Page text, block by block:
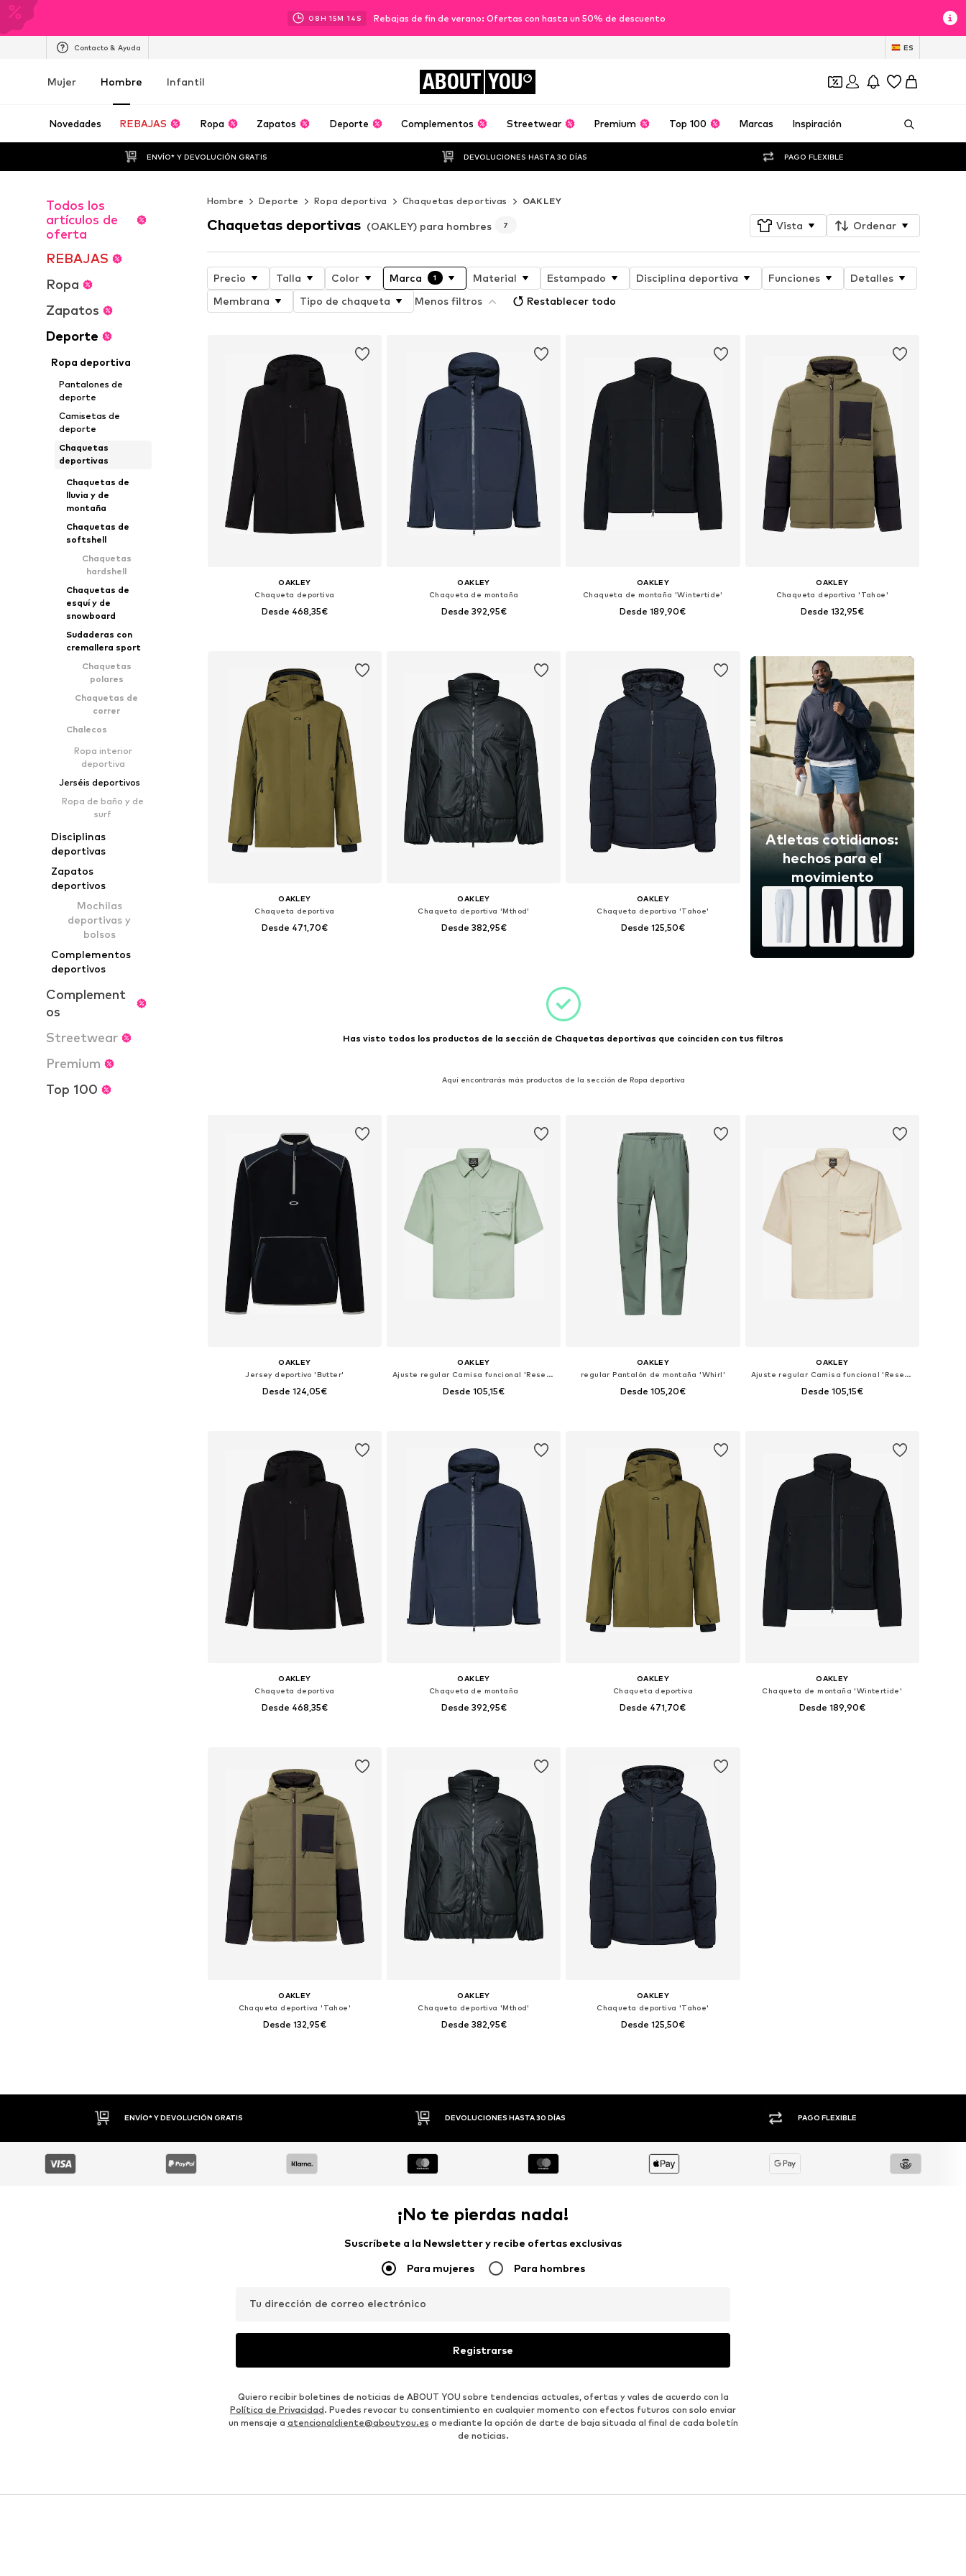
08H 15M 12 S Rebajas de fin de verano: Ofertas con hasta un 50% de descuento
Contacto & Ayuda ES
Mujer Hombre Infantil ABOUT YOU
Novedades REBAJAS Ropa Zapatos Deporte Complementos Streetwear Premium Top 100 Marcas Inspiración
ENVÍO* Y DEVOLUCIÓN GRATIS DEVOLUCIONES HASTA 30 DÍAS PAGO FLEXIBLE
Todos los
artículos de
oferta
REBAJAS
Ropa
Zapatos
Deporte
Ropa deportiva
Pantalones de
deporte
Camisetas de
deporte
Chaquetas
deportivas
Chaquetas de
lluvia y de
montaña
Chaquetas de
softshell
Chaquetas
hardshell
Chaquetas de
esquí y de
snowboard
Sudaderas con
cremallera sport
Chaquetas
polares
Chaquetas de
correr
Chalecos
Ropa interior
deportiva
Jerséis deportivos
Ropa de baño y de
surf
Disciplinas
deportivas
Zapatos
deportivos
Mochilas
deportivas y
bolsos
Complementos
deportivos
Complement
os
Streetwear
Premium
Top 100
Hombre Deporte Ropa deportiva Chaquetas deportivas OAKLEY
Chaquetas deportivas (OAKLEY) para hombres 7 Vista Ordenar
Precio Talla Color Marca 1 Material Estampado Disciplina deportiva Funciones
Detalles
Membrana
Tipo de chaqueta Menos filtros Restablecer todo
OAKLEY
Chaqueta deportiva
Desde 468,35€
OAKLEY
Chaqueta de montaña
Desde 392,95€
OAKLEY
Chaqueta de montaña 'Wintertide'
Desde 189,90€
OAKLEY
Chaqueta deportiva 'Tahoe'
Desde 132,95€
Añadir a la cesta
OAKLEY
Chaqueta deportiva
Desde 471,70€
OAKLEY
Chaqueta deportiva 'Mthod'
Desde 382,95€
OAKLEY
Chaqueta deportiva 'Tahoe'
Desde 125,50€
Atletas cotidianos:
hechos para el
movimiento
Has visto todos los productos de la sección de Chaquetas deportivas que coinciden con tus filtros
Aquí encontrarás más productos de la sección de Ropa deportiva
OAKLEY
Jersey deportivo 'Butter'
Desde 124,05€
OAKLEY
Ajuste regular Camisa funcional 'Reserve Momento'
Desde 105,15€
OAKLEY
regular Pantalón de montaña 'Whirl'
Desde 105,20€
OAKLEY
Ajuste regular Camisa funcional 'Reserve Momento'
Desde 105,15€
OAKLEY
Chaqueta deportiva
Desde 468,35€
OAKLEY
Chaqueta de montaña
Desde 392,95€
OAKLEY
Chaqueta deportiva
Desde 471,70€
OAKLEY
Chaqueta de montaña 'Wintertide'
Desde 189,90€
OAKLEY
Chaqueta deportiva 'Tahoe'
Desde 132,95€
OAKLEY
Chaqueta deportiva 'Mthod'
Desde 382,95€
OAKLEY
Chaqueta deportiva 'Tahoe'
Desde 125,50€
DEVOLUCIONES HASTA 30 DÍAS PAGO FLEXIBLE +1.000 MARCAS
¡No te pierdas nada!
Suscríbete a la Newsletter y recibe ofertas exclusivas
Para mujeres Para hombres
Tu dirección de correo electrónico
Registrarse
Quiero recibir boletines de noticias de ABOUT YOU sobre tendencias actuales, ofertas y vales de acuerdo con la
Política de Privacidad. Puedes revocar tu consentimiento en cualquier momento con efectos futuros con solo enviar
un mensaje a atencionalcliente@aboutyou.es o mediante la opción de darte de baja situada al final de cada boletín
de noticias.